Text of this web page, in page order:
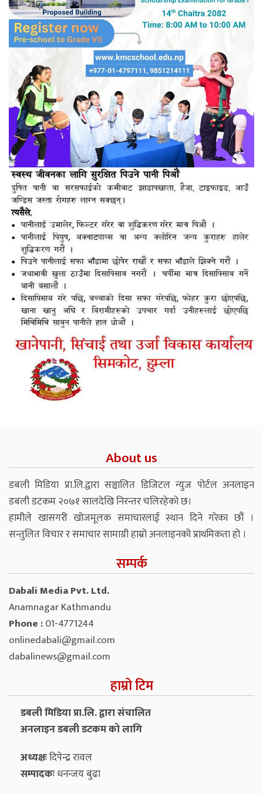
About us
डबली मिडिया प्रा.लि.द्वारा सञ्चालित डिजिटल न्युज पोर्टल अनलाइन
डबली डटकम २०७१ सालदेखि निरन्तर चलिरहेको छ।
हामीले खासगरी खोजमूलक समाचारलाई स्थान दिने गरेका छौं ।
सन्तुलित विचार र समाचार सामाग्री हाम्रो अनलाइनको प्राथमिकता हो ।
सम्पर्क
Dabali Media Pvt. Ltd.
Anamnagar Kathmandu
Phone :01-4771244
onlinedabali@gmail.com
dabalinews@gmail.com
हाम्रो टिम
डबली मिडिया प्रा.लि. द्वारा संचालित
अनलाइन डबली डटकम को लागि
अध्यक्षःदिपेन्द्र रावल
सम्पादकःधनन्‍जय बुढा